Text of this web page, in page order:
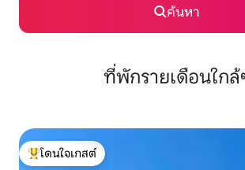
ค้นหา
ที่พักรายเดือนใกล้
โดนใจเกสต์ที่สุด
โดนใจเกสต์